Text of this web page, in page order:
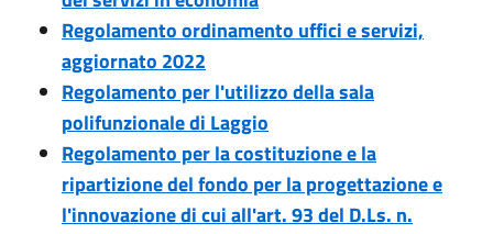
Regolamento ordinamento uffici e servizi,
aggiornato 2022
Regolamento per l'utilizzo della sala
polifunzionale di Laggio
Regolamento per la costituzione e la
ripartizione del fondo per la progettazione e
l'innovazione di cui all'art. 93 del D.Ls. n.